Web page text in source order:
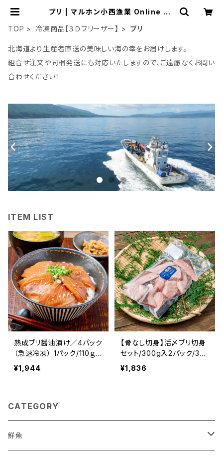
ブリ | マルホン小西漁業 Online Sh
TOP
冷凍商品【３Ｄフリーザー】 ブリ
北海道より生産者直送の美味しい海の幸をお届けします。
組合せ注文や同梱発送にも対応いたしますので、ご遠慮なくお問い
合わせください！
ITEM LIST
熟成ブリ醤油漬け／4パック
（急速冷凍） 1パック/110ｇ
前後 北海道産 寿都産 鰤
真空パック ぶり 刺身 北海
¥1,944
【骨なし切身】活〆ブリ切身
セット/300g入2パック/3D
冷凍 北海道産 寿都産 真
空パック ブリ 鰤 切身 北海
¥1,836
CATEGORY
鮮魚